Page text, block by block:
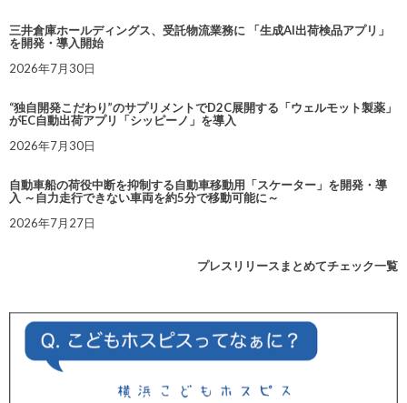
三井倉庫ホールディングス、受託物流業務に 「生成AI出荷検品アプリ」
を開発・導入開始
2026年7月30日
“独自開発こだわり”のサプリメントでD2C展開する「ウェルモット製薬」
がEC自動出荷アプリ「シッピーノ」を導入
2026年7月30日
自動車船の荷役中断を抑制する自動車移動用「スケーター」を開発・導
入 ～自力走行できない車両を約5分で移動可能に～
2026年7月27日
プレスリリースまとめてチェック一覧